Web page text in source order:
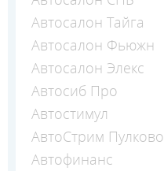
Автосалон Тайга
Автосалон Фьюжн
Автосалон Элекс
Автосиб Про
Автостимул
АвтоСтрим Пулково
Автофинанс